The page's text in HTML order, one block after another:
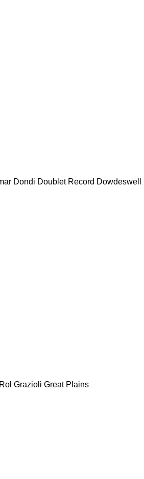
Dondi Doublet Record Dowdeswell
Grazioli Great Plains